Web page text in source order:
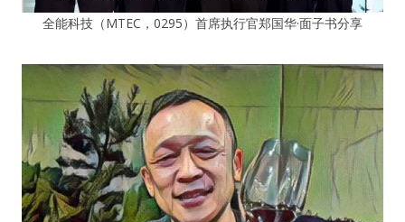
全能科技（MTEC，0295）首席执行官郑国华·面子书分享